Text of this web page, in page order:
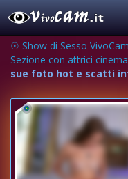
☉ Show di Sesso VivoCam
Sezione con attrici
sue foto hot e scatti